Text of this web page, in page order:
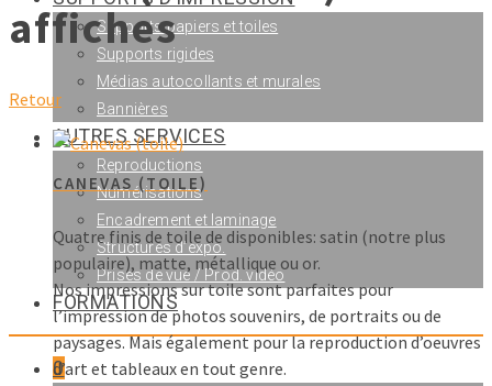
Supports papiers et toiles
Supports rigides
Médias autocollants et murales
Bannières
AUTRES SERVICES
Reproductions
Numérisations
Encadrement et laminage
Structures d’expo.
Prises de vue / Prod. vidéo
FORMATIONS
0
affiches
Retour
CANEVAS (TOILE)
Quatre finis de toile de disponibles: satin (notre plus
populaire), matte, métallique ou or.
Nos impressions sur toile sont parfaites pour
l’impression de photos souvenirs, de portraits ou de
paysages. Mais également pour la reproduction d’oeuvres
d’art et tableaux en tout genre.